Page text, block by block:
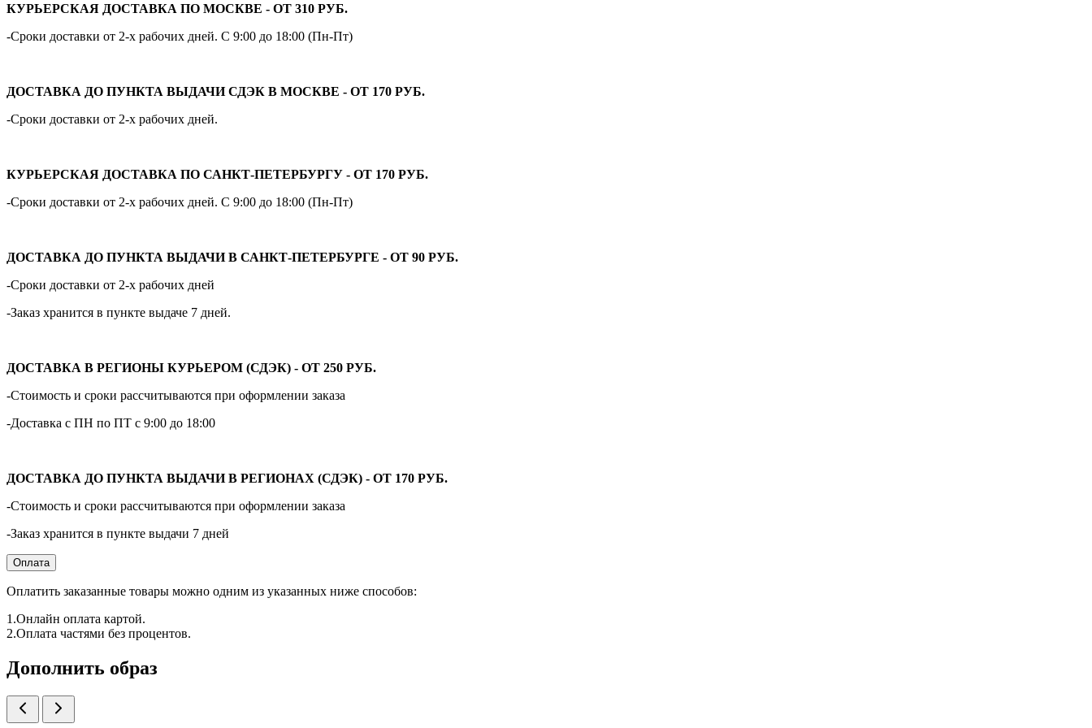
КУРЬЕРСКАЯ ДОСТАВКА ПО МОСКВЕ - ОТ 310 РУБ.
-Сроки доставки от 2-х рабочих дней. С 9:00 до 18:00 (Пн-Пт)
ДОСТАВКА ДО ПУНКТА ВЫДАЧИ СДЭК В МОСКВЕ - ОТ 170 РУБ.
-Сроки доставки от 2-х рабочих дней.
КУРЬЕРСКАЯ ДОСТАВКА ПО САНКТ-ПЕТЕРБУРГУ - ОТ 170 РУБ.
-Сроки доставки от 2-х рабочих дней. С 9:00 до 18:00 (Пн-Пт)
ДОСТАВКА ДО ПУНКТА ВЫДАЧИ В САНКТ-ПЕТЕРБУРГЕ - ОТ 90 РУБ.
-Сроки доставки от 2-х рабочих дней
-Заказ хранится в пункте выдаче 7 дней.
ДОСТАВКА В РЕГИОНЫ КУРЬЕРОМ (СДЭК) - ОТ 250 РУБ.
-Стоимость и сроки рассчитываются при оформлении заказа
-Доставка с ПН по ПТ с 9:00 до 18:00
ДОСТАВКА ДО ПУНКТА ВЫДАЧИ В РЕГИОНАХ (СДЭК) - ОТ 170 РУБ.
-Стоимость и сроки рассчитываются при оформлении заказа
-Заказ хранится в пункте выдачи 7 дней
Оплата
Оплатить заказанные товары можно одним из указанных ниже способов:
1.Онлайн оплата картой.
2.Оплата частями без процентов.
Дополнить образ